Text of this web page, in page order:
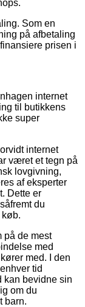
Som en
på afbetaling
prisen i
internet
til butikkens
super
internet
været et tegn på
lovgivning,
af eksperter
Dette er
du
på de mest
med
med. I den
tid
kan bevidne sin
om du
barn.